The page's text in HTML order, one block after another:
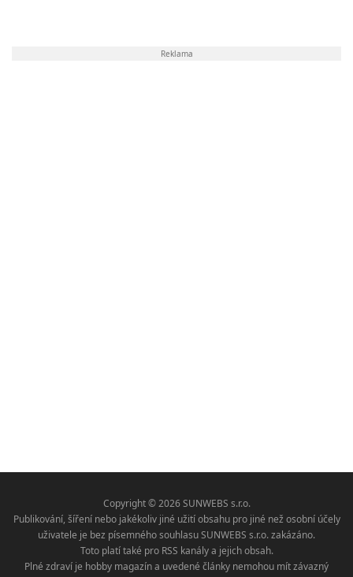
Reklama
Copyright © 2026 SUNWEBS s.r.o.
Publikování, šíření nebo jakékoliv jiné užití obsahu pro jiné než osobní účely
uživatele je bez písemného souhlasu SUNWEBS s.r.o. zakázáno.
Toto platí také pro RSS kanály a jejich obsah.
Plné zdraví je hobby magazín a uvedené články nemohou mít závazný